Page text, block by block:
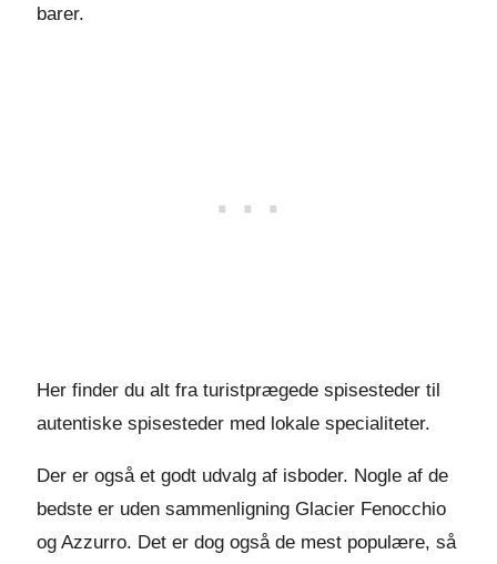
barer.
Her finder du alt fra turistprægede spisesteder til
autentiske spisesteder med lokale specialiteter.
Der er også et godt udvalg af isboder. Nogle af de
bedste er uden sammenligning Glacier Fenocchio
og Azzurro. Det er dog også de mest populære, så